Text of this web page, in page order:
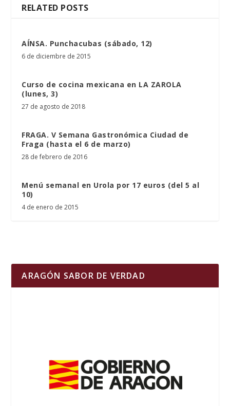
RELATED POSTS
AÍNSA. Punchacubas (sábado, 12)
6 de diciembre de 2015
Curso de cocina mexicana en LA ZAROLA
(lunes, 3)
27 de agosto de 2018
FRAGA. V Semana Gastronómica Ciudad de
Fraga (hasta el 6 de marzo)
28 de febrero de 2016
Menú semanal en Urola por 17 euros (del 5 al
10)
4 de enero de 2015
ARAGÓN SABOR DE VERDAD